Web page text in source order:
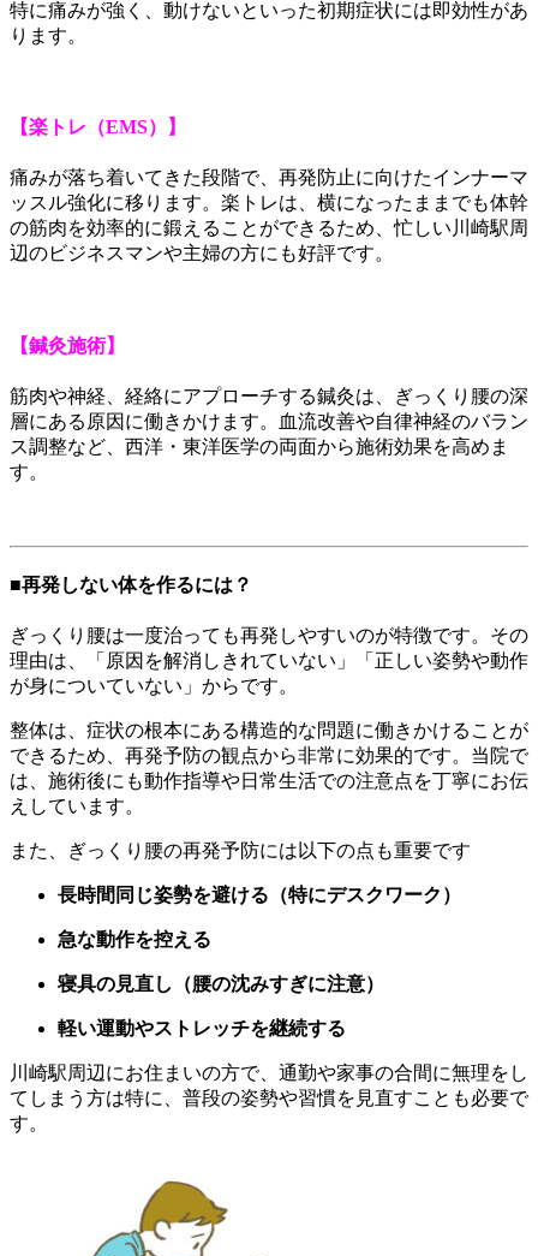
特に痛みが強く、動けないといった初期症状には即効性があ
ります。
【楽トレ（EMS）】
痛みが落ち着いてきた段階で、再発防止に向けたインナーマ
ッスル強化に移ります。楽トレは、横になったままでも体幹
の筋肉を効率的に鍛えることができるため、忙しい川崎駅周
辺のビジネスマンや主婦の方にも好評です。
【鍼灸施術】
筋肉や神経、経絡にアプローチする鍼灸は、ぎっくり腰の深
層にある原因に働きかけます。血流改善や自律神経のバラン
ス調整など、西洋・東洋医学の両面から施術効果を高めま
す。
■再発しない体を作るには？
ぎっくり腰は一度治っても再発しやすいのが特徴です。その
理由は、「原因を解消しきれていない」「正しい姿勢や動作
が身についていない」からです。
整体は、症状の根本にある構造的な問題に働きかけることが
できるため、再発予防の観点から非常に効果的です。当院で
は、施術後にも動作指導や日常生活での注意点を丁寧にお伝
えしています。
また、ぎっくり腰の再発予防には以下の点も重要です
長時間同じ姿勢を避ける（特にデスクワーク）
急な動作を控える
寝具の見直し（腰の沈みすぎに注意）
軽い運動やストレッチを継続する
川崎駅周辺にお住まいの方で、通勤や家事の合間に無理をし
てしまう方は特に、普段の姿勢や習慣を見直すことも必要で
す。